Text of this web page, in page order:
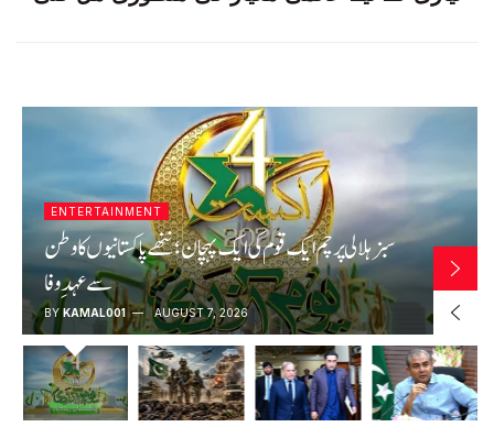
LATEST
خیبرپختونخوا میں سیکیورٹی فورسز کی کارروائیاں، بھارتی
سرپرستی میں سرگرم 10 خوارج ہلاک، آئی ایس پی آر
BY KAMAL001 AUGUST 7, 2026